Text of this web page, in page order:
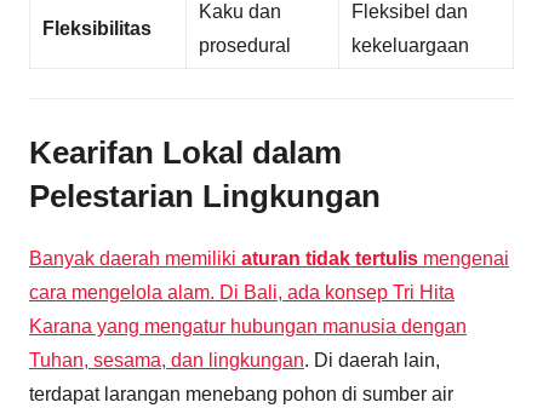
Fleksibilitas
Kaku dan
prosedural
Fleksibel dan
kekeluargaan
Kearifan Lokal dalam
Pelestarian Lingkungan
Banyak daerah memiliki aturan tidak tertulis mengenai
cara mengelola alam. Di Bali, ada konsep Tri Hita
Karana yang mengatur hubungan manusia dengan
Tuhan, sesama, dan lingkungan. Di daerah lain,
terdapat larangan menebang pohon di sumber air